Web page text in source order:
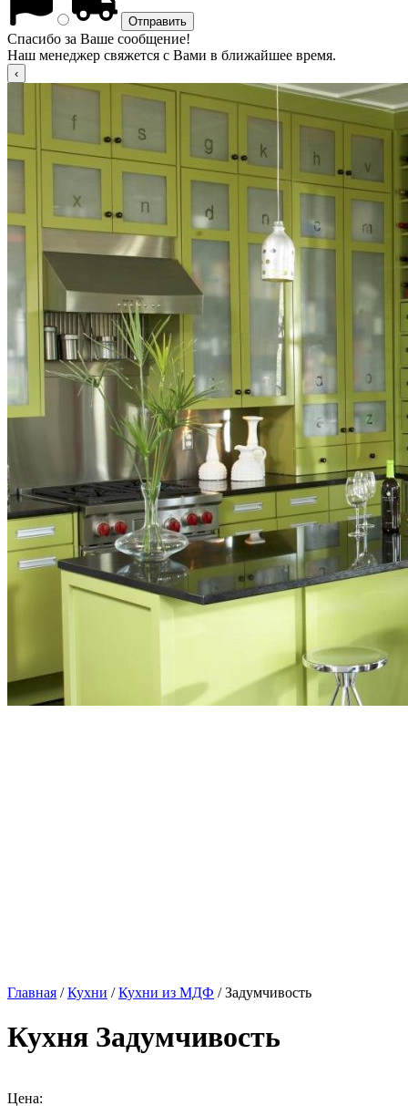
Спасибо за Ваше сообщение!
Наш менеджер свяжется с Вами в ближайшее время.
Главная /Кухни /Кухни из МДФ / Задумчивость
Кухня Задумчивость
Цена: